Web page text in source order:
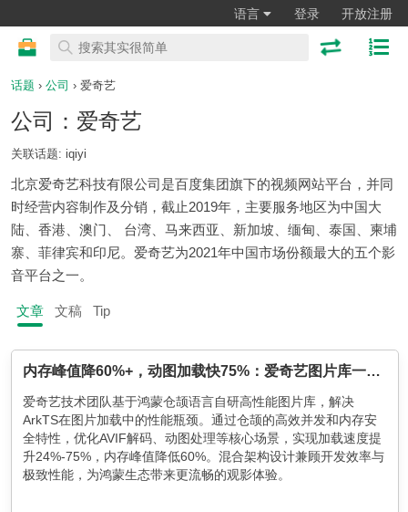
语言 登录 开放注册
话题 › 公司 › 爱奇艺
公司：爱奇艺
关联话题: iqiyi
北京爱奇艺科技有限公司是百度集团旗下的视频网站平台，并同
时经营内容制作及分销，截止2019年，主要服务地区为中国大
陆、香港、澳门、 台湾、马来西亚、新加坡、缅甸、泰国、柬埔
寨、菲律宾和印尼。爱奇艺为2021年中国市场份额最大的五个影
音平台之一。
文章 文稿 Tip
内存峰值降60%+，动图加载快75%：爱奇艺图片库一次从'能用'到'极致'的跨越
爱奇艺技术团队基于鸿蒙仓颉语言自研高性能图片库，解决
ArkTS在图片加载中的性能瓶颈。通过仓颉的高效并发和内存安
全特性，优化AVIF解码、动图处理等核心场景，实现加载速度提
升24%-75%，内存峰值降低60%。混合架构设计兼顾开发效率与
极致性能，为鸿蒙生态带来更流畅的观影体验。